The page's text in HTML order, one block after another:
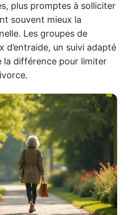
plus promptes à solliciter
souvent mieux la
Les groupes de
d’entraide, un suivi adapté
différence pour limiter